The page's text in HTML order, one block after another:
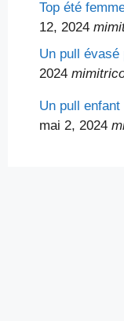
Top été
12, 2024
Un pull
2024
Un pull
mai 2, 2024